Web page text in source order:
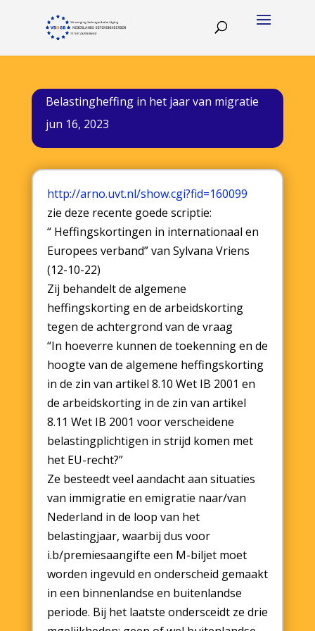
Belastingheffing in het jaar van migratie
jun 16, 2023
http://arno.uvt.nl/show.cgi?fid=160099
zie deze recente goede scriptie:
“ Heffingskortingen in internationaal en
Europees verband” van Sylvana Vriens
(12-10-22)
Zij behandelt de algemene
heffingskorting en de arbeidskorting
tegen de achtergrond van de vraag
“In hoeverre kunnen de toekenning en de
hoogte van de algemene heffingskorting
in de zin van artikel 8.10 Wet IB 2001 en
de arbeidskorting in de zin van artikel
8.11 Wet IB 2001 voor verscheidene
belastingplichtigen in strijd komen met
het EU-recht?”
Ze besteedt veel aandacht aan situaties
van immigratie en emigratie naar/van
Nederland in de loop van het
belastingjaar, waarbij dus voor
i.b/premiesaangifte een M-biljet moet
worden ingevuld en onderscheid gemaakt
in een binnenlandse en buitenlandse
periode. Bij het laatste ondersceidt ze drie